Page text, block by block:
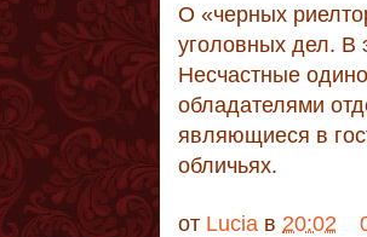
О «черных
уголовных дел. В
Несчастные
обладателями
являющиеся в
обличьях.
от Lucia в 20:02